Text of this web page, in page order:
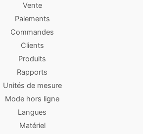
Vente
Paiements
Commandes
Clients
Produits
Rapports
Unités de mesure
Mode hors ligne
Langues
Matériel